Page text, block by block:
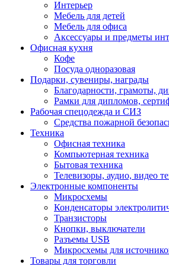
Интерьер
Мебель для детей
Мебель для офиса
Аксессуары и предметы
Офисная кухня
Кофе
Посуда одноразовая
Подарки, сувениры, награды
Благодарности, грамоты,
Рамки для дипломов,
Рабочая спецодежда и СИЗ
Средства пожарной
Техника
Офисная техника
Компьютерная техника
Бытовая техника
Телевизоры, аудио, видео
Электронные компоненты
Микросхемы
Конденсаторы
Транзисторы
Кнопки, выключатели
Разъемы USB
Микросхемы для
Товары для торговли